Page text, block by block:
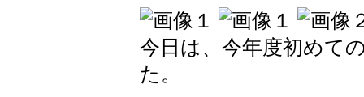
今日は、今年度初めて
た。